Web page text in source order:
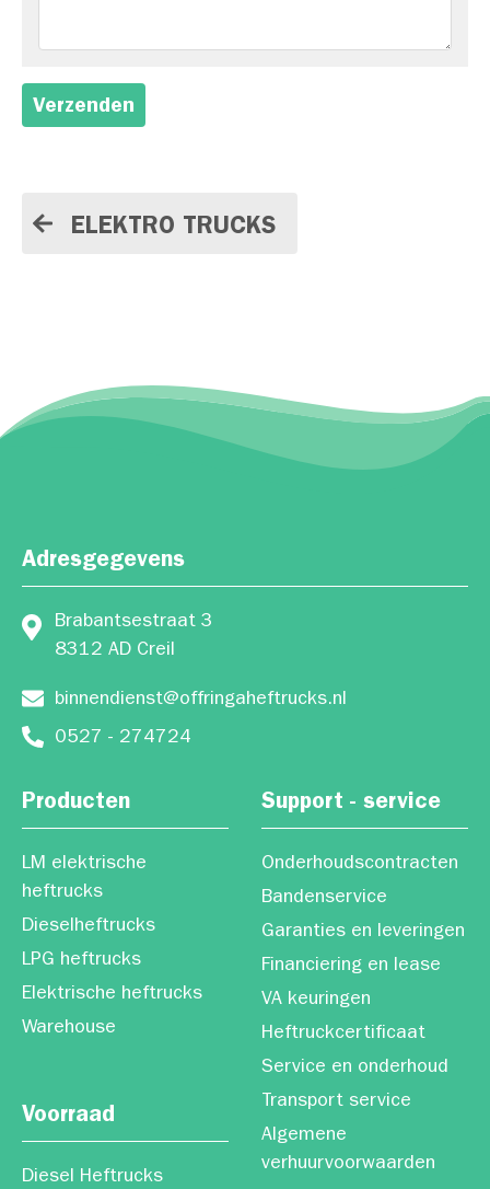
Verzenden
ELEKTRO TRUCKS
Producten
LM elektrische
heftrucks
Dieselheftrucks
LPG heftrucks
Elektrische heftrucks
Warehouse
Support - service
Onderhoudscontracten
Bandenservice
Garanties en leveringen
Financiering en lease
VA keuringen
Heftruckcertificaat
Service en onderhoud
Transport service
Algemene
verhuurvoorwaarden
Voorraad
Diesel Heftrucks
Adresgegevens
Brabantsestraat 3
8312 AD Creil
binnendienst@offringaheftrucks.nl
0527 - 274724